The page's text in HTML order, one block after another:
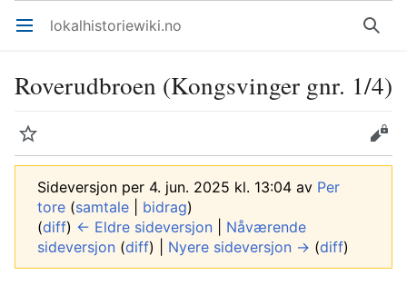
Åpne hovedmenyen lokalhistoriewiki.no Søk
Roverudbroen (Kongsvinger gnr. 1/4)
Overvåk Rediger
Sideversjon per 4. jun. 2025 kl. 13:04 av Per
tore (samtale bidrag)
(diff) ← Eldre sideversjon
Nåværende
sideversjon (diff) | Nyere sideversjon → (diff)